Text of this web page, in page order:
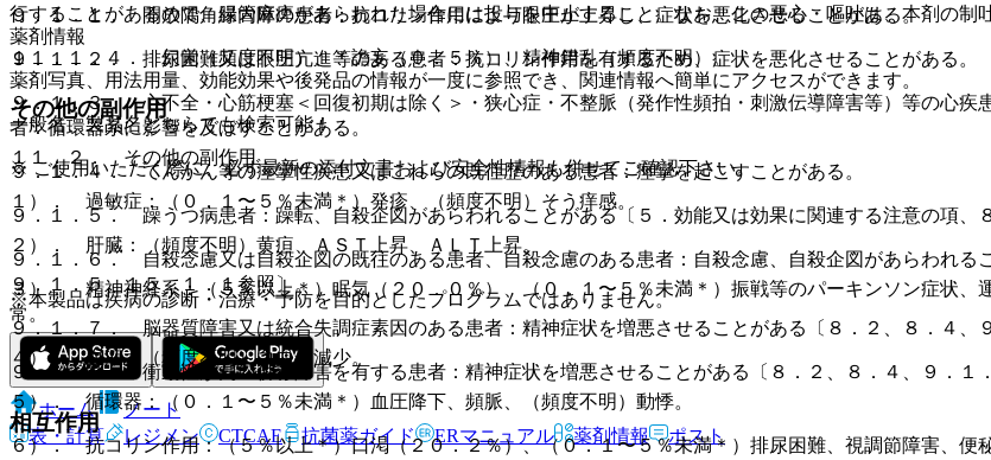
９．１．１． 開放隅角緑内障の患者：抗コリン作用により眼圧が上昇し、症状を悪化させることがある。
９．１．２． 排尿困難又は眼圧亢進等のある患者：抗コリン作用を有するため、症状を悪化させることがある。
９．１．３． 心不全・心筋梗塞＜回復初期は除く＞・狭心症・不整脈（発作性頻拍・刺激伝導障害等）等の心疾
者：循環器系に影響を及ぼすことがある。
９．１．４． てんかん等の痙攣性疾患又はこれらの既往歴のある患者：痙攣を起こすことがある。
９．１．５． 躁うつ病患者：躁転、自殺企図があらわれることがある〔５．効能又は効果に関連する注意の項、
９．１．６． 自殺念慮又は自殺企図の既往のある患者、自殺念慮のある患者：自殺念慮、自殺企図があらわれる
９．１．５、１５．１．１参照〕。
９．１．７． 脳器質障害又は統合失調症素因のある患者：精神症状を増悪させることがある〔８．２、８．４、
９．１．８． 衝動性が高い併存障害を有する患者：精神症状を増悪させることがある〔８．２、８．４、９．１
相互作用
行することがあるので、腸管麻痺があらわれた場合には投与を中止すること。なお、この悪心・嘔吐は、本剤の制
１１．１．４． 幻覚（頻度不明）、＊譫妄（０．５％）、精神錯乱（頻度不明）。
その他の副作用
１１．２． その他の副作用
１）． 過敏症：（０．１〜５％未満＊）発疹、（頻度不明）そう痒感。
２）． 肝臓：（頻度不明）黄疸、ＡＳＴ上昇、ＡＬＴ上昇。
３）． 精神神経系：（５％以上＊）眠気（２０．０％）、（０．１〜５％未満＊）振戦等のパーキンソン症状
常。
４）． 血液：（頻度不明）白血球減少。
５）． 循環器：（０．１〜５％未満＊）血圧降下、頻脈、（頻度不明）動悸。
６）． 抗コリン作用：（５％以上＊）口渇（２０．２％）、（０．１〜５％未満＊）排尿困難、視調節障害、便
薬剤情報
薬剤写真、用法用量、効能効果や後発品の情報が一度に参照でき、関連情報へ簡単にアクセスができます。
一般名、製品名どちらでも検索可能！
※ ご使用いただく際に、必ず最新の添付文書および安全性情報も併せてご確認下さい。
※本製品は疾病の診断・治療・予防を目的としたプログラムではありません。
ホーム
ノート
表・計算
レジメン CTCAE 抗菌薬ガイド ERマニュアル 薬剤情報 ポスト